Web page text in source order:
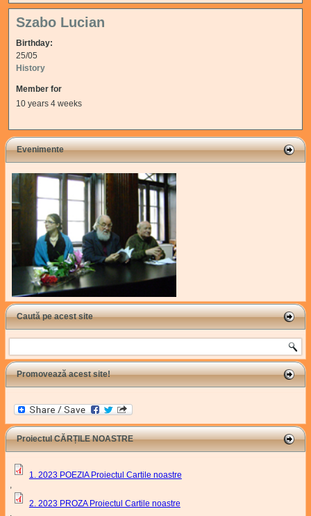
Szabo Lucian
Birthday:
25/05
History
Member for
10 years 4 weeks
Evenimente
Caută pe acest site
Search
Promovează acest site!
Proiectul CĂRȚILE NOASTRE
1. 2023 POEZIA Proiectul Cartile noastre
,
2. 2023 PROZA Proiectul Cartile noastre
,